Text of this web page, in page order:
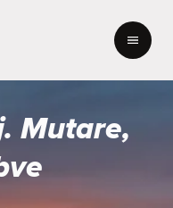
Mutare,